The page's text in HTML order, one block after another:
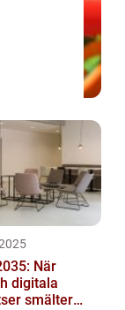
När
digitala
smälter